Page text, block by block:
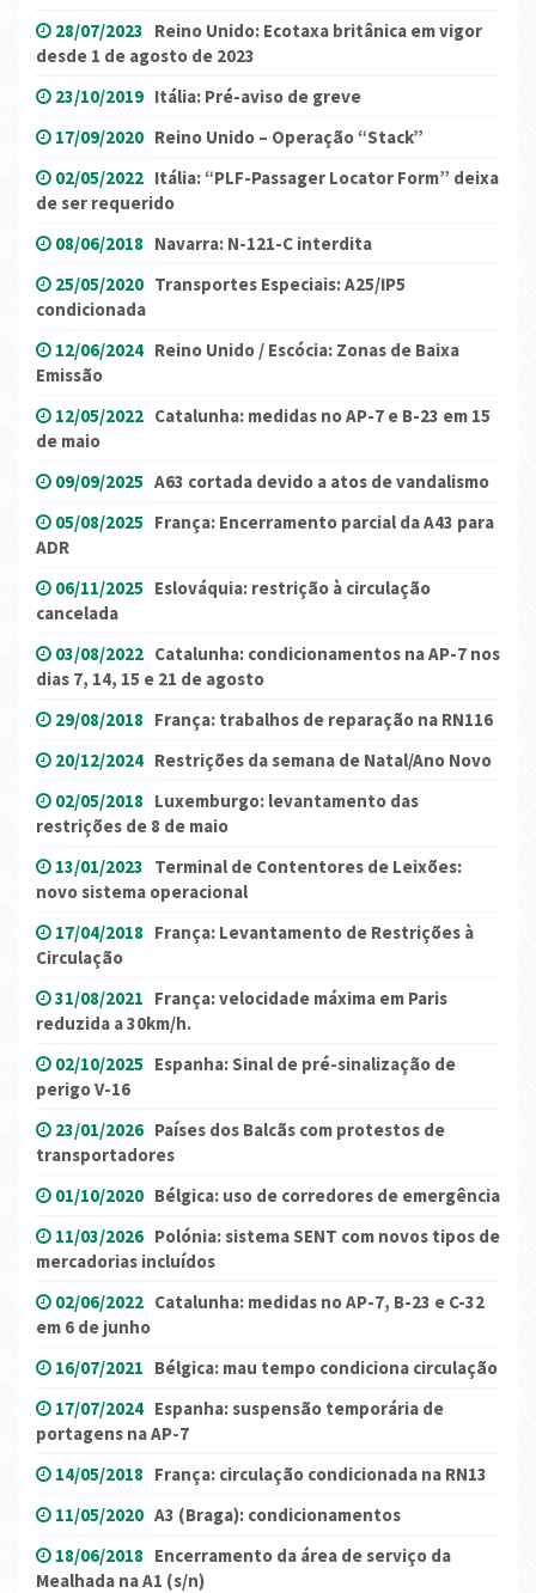
28/07/2023 Reino Unido: Ecotaxa britânica em vigor
desde 1 de agosto de 2023
23/10/2019 Itália: Pré-aviso de greve
17/09/2020 Reino Unido – Operação “Stack”
02/05/2022 Itália: “PLF-Passager Locator Form” deixa
de ser requerido
08/06/2018 Navarra: N-121-C interdita
25/05/2020 Transportes Especiais: A25/IP5
condicionada
12/06/2024 Reino Unido / Escócia: Zonas de Baixa
Emissão
12/05/2022 Catalunha: medidas no AP-7 e B-23 em 15
de maio
09/09/2025 A63 cortada devido a atos de vandalismo
05/08/2025 França: Encerramento parcial da A43 para
ADR
06/11/2025 Eslováquia: restrição à circulação
cancelada
03/08/2022 Catalunha: condicionamentos na AP-7 nos
dias 7, 14, 15 e 21 de agosto
29/08/2018 França: trabalhos de reparação na RN116
20/12/2024 Restrições da semana de Natal/Ano Novo
02/05/2018 Luxemburgo: levantamento das
restrições de 8 de maio
13/01/2023 Terminal de Contentores de Leixões:
novo sistema operacional
17/04/2018 França: Levantamento de Restrições à
Circulação
31/08/2021 França: velocidade máxima em Paris
reduzida a 30km/h.
02/10/2025 Espanha: Sinal de pré-sinalização de
perigo V-16
23/01/2026 Países dos Balcãs com protestos de
transportadores
01/10/2020 Bélgica: uso de corredores de emergência
11/03/2026 Polónia: sistema SENT com novos tipos de
mercadorias incluídos
02/06/2022 Catalunha: medidas no AP-7, B-23 e C-32
em 6 de junho
16/07/2021 Bélgica: mau tempo condiciona circulação
17/07/2024 Espanha: suspensão temporária de
portagens na AP-7
14/05/2018 França: circulação condicionada na RN13
11/05/2020 A3 (Braga): condicionamentos
18/06/2018 Encerramento da área de serviço da
Mealhada na A1 (s/n)